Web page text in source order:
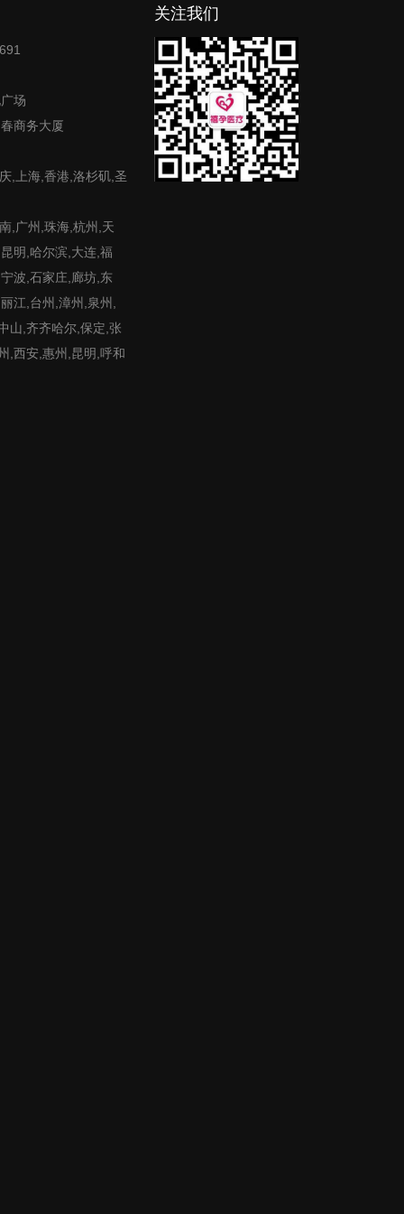
场
商务大厦
,上海,香港,洛杉矶,圣
,广州,珠海,杭州,天
明,哈尔滨,大连,福
波,石家庄,廊坊,东
江,台州,漳州,泉州,
山,齐齐哈尔,保定,张
,西安,惠州,昆明,呼和
关注我们